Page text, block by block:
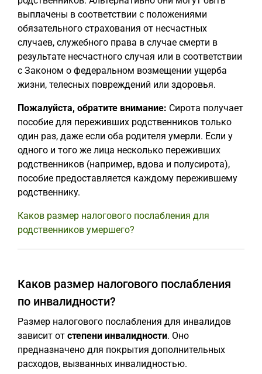
выплачены в соответствии с положениями
обязательного страхования от несчастных
случаев, служебного права в случае смерти в
результате несчастного случая или в соответствии
с Законом о федеральном возмещении ущерба
жизни, телесных повреждений или здоровья.
Пожалуйста, обратите внимание: Сирота получает
пособие для переживших родственников только
один раз, даже если оба родителя умерли. Если у
одного и того же лица несколько переживших
родственников (например, вдова и полусирота),
пособие предоставляется каждому пережившему
родственнику.
Каков размер налогового послабления для
родственников умершего?
Каков размер налогового послабления
по инвалидности?
Размер налогового послабления для инвалидов
зависит от степени инвалидности. Оно
предназначено для покрытия дополнительных
расходов, вызванных инвалидностью.